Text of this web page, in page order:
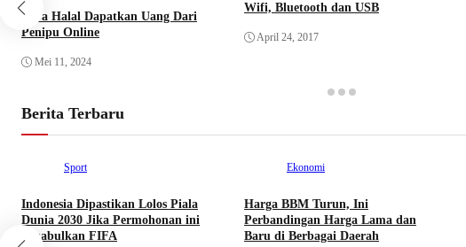
Cara Halal Dapatkan Uang Dari
Penipu Online
Mei 11, 2024
Wifi, Bluetooth dan USB
April 24, 2017
Berita Terbaru
Sport
Indonesia Dipastikan Lolos Piala
Dunia 2030 Jika Permohonan ini
Dikabulkan FIFA
Ekonomi
Harga BBM Turun, Ini
Perbandingan Harga Lama dan
Baru di Berbagai Daerah